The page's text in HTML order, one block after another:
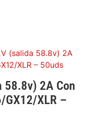
(salida 58.8v) 2A
XLR – 50uds
58.8v) 2A Con
GX12/XLR –